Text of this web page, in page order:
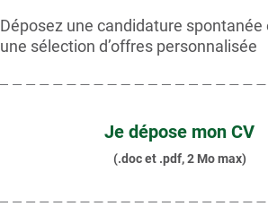
Déposez une candidature spontanée
une sélection d’offres personnalisée
Je dépose mon CV
(.doc et .pdf, 2 Mo max)